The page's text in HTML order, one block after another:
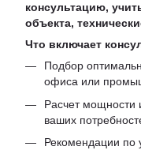
консультацию,
объекта,
Что включает
Подбор
офиса или
Расчет мощности
ваших
Рекомендации по